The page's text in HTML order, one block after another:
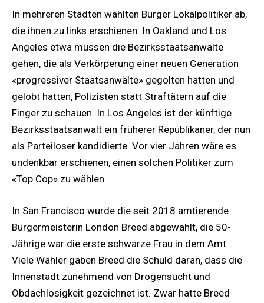
In mehreren Städten wählten Bürger Lokalpolitiker ab,
die ihnen zu links erschienen: In Oakland und Los
Angeles etwa müssen die Bezirksstaatsanwälte
gehen, die als Verkörperung einer neuen Generation
«progressiver Staatsanwälte» gegolten hatten und
gelobt hatten, Polizisten statt Straftätern auf die
Finger zu schauen. In Los Angeles ist der künftige
Bezirksstaatsanwalt ein früherer Republikaner, der nun
als Parteiloser kandidierte. Vor vier Jahren wäre es
undenkbar erschienen, einen solchen Politiker zum
«Top Cop» zu wählen.
In San Francisco wurde die seit 2018 amtierende
Bürgermeisterin London Breed abgewählt, die 50-
Jährige war die erste schwarze Frau in dem Amt.
Viele Wähler gaben Breed die Schuld daran, dass die
Innenstadt zunehmend von Drogensucht und
Obdachlosigkeit gezeichnet ist. Zwar hatte Breed